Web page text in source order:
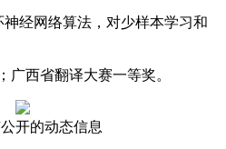
经网络算法，对少样本学习和
广西省翻译大赛一等奖。
开的动态信息